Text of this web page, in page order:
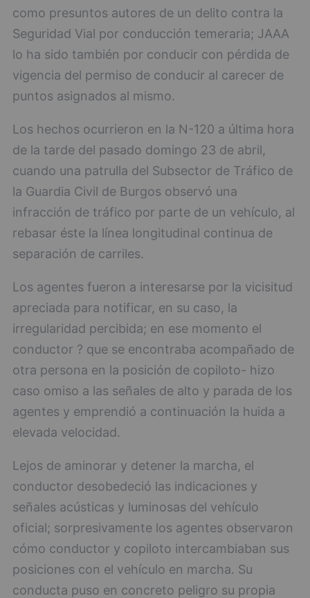
como presuntos autores de un delito contra la
Seguridad Vial por conducción temeraria; JAAA
lo ha sido también por conducir con pérdida de
vigencia del permiso de conducir al carecer de
puntos asignados al mismo.
Los hechos ocurrieron en la N-120 a última hora
de la tarde del pasado domingo 23 de abril,
cuando una patrulla del Subsector de Tráfico de
la Guardia Civil de Burgos observó una
infracción de tráfico por parte de un vehículo, al
rebasar éste la línea longitudinal continua de
separación de carriles.
Los agentes fueron a interesarse por la vicisitud
apreciada para notificar, en su caso, la
irregularidad percibida; en ese momento el
conductor ? que se encontraba acompañado de
otra persona en la posición de copiloto- hizo
caso omiso a las señales de alto y parada de los
agentes y emprendió a continuación la huida a
elevada velocidad.
Lejos de aminorar y detener la marcha, el
conductor desobedeció las indicaciones y
señales acústicas y luminosas del vehículo
oficial; sorpresivamente los agentes observaron
cómo conductor y copiloto intercambiaban sus
posiciones con el vehículo en marcha. Su
conducta puso en concreto peligro su propia